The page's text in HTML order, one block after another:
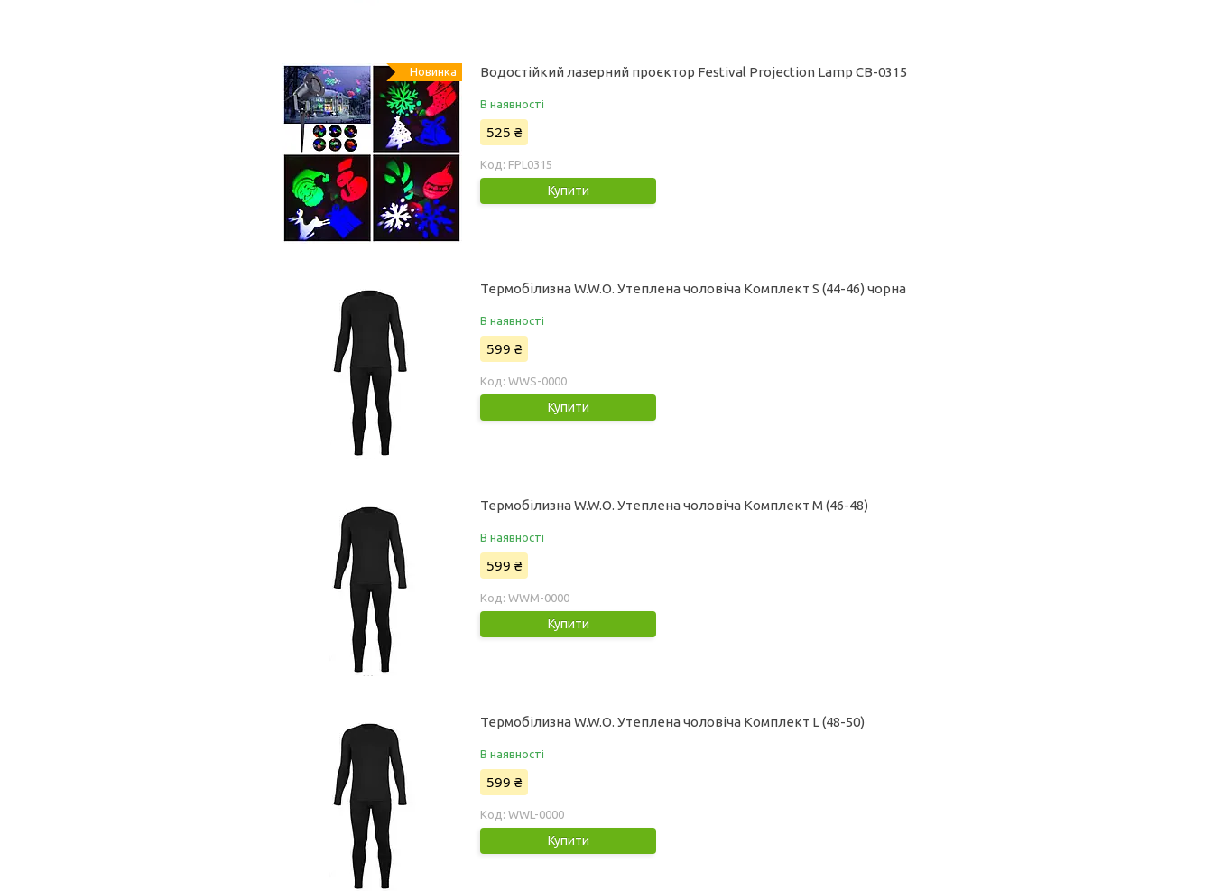
Новинка Водостійкий лазерний проєктор Festival Projection Lamp CB-0315
В наявності
525 ₴
FPL0315
Купити
Термобілизна W.W.O. Утеплена чоловіча Комплект S (44-46) чорна
В наявності
599 ₴
WWS-0000
Купити
Термобілизна W.W.O. Утеплена чоловіча Комплект M (46-48)
В наявності
599 ₴
WWM-0000
Купити
Термобілизна W.W.O. Утеплена чоловіча Комплект L (48-50)
В наявності
599 ₴
WWL-0000
Купити